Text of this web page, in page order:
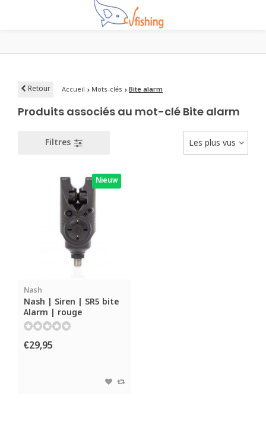
Retour Accueil Mots-clés Bite alarm
Produits associés au mot-clé Bite alarm
Filtres Les plus vus
Nieuw
Nash
Nash | Siren | SR5 bite
Alarm | rouge
€29,95